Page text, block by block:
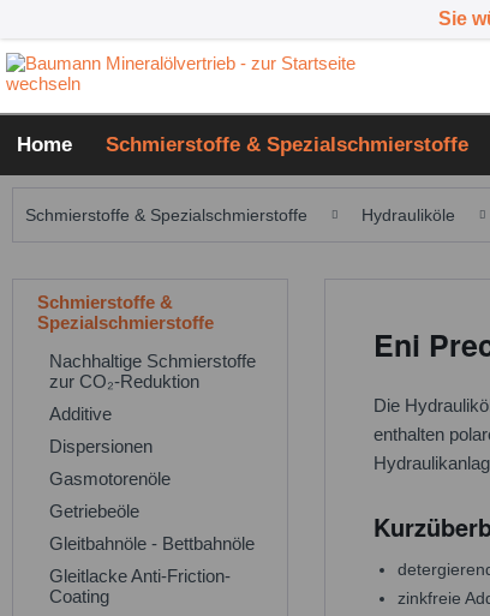
Sie
Home Schmierstoffe & Spezialschmierstoffe
Schmierstoffe & Spezialschmierstoffe Hydrauliköle
Schmierstoffe &
Spezialschmierstoffe
Nachhaltige Schmierstoffe
zur CO₂-Reduktion
Additive
Dispersionen
Gasmotorenöle
Getriebeöle
Gleitbahnöle - Bettbahnöle
Gleitlacke Anti-Friction-
Coating
Eni
Die
enthalten
zinkfreie